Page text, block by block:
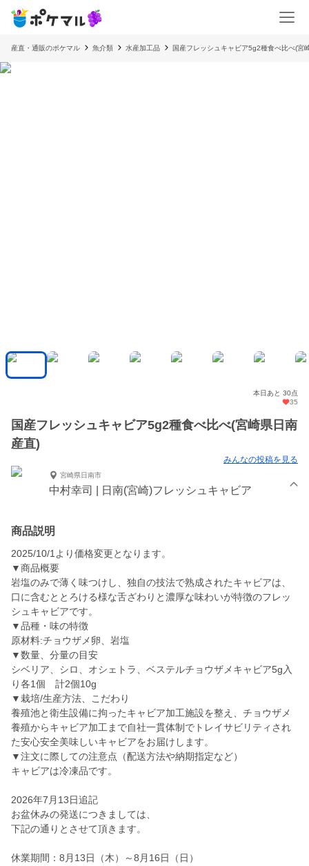
産直・通販のポケマル 魚介類 水産加工品 国産フレッシュキャビア5g2種食べ比べ(宮
本日あと 30点
35
国産フレッシュキャビア5g2種食べ比べ(宮崎県日南
産直)
みんなの投稿を見る
宮崎県日南市
中村幸司 | 日南(宮崎)フレッシュキャビア
商品説明
2025/10/1より価格変更となります。
▼商品概要
岩塩のみで薄く味つけし、独自の技法で熟成されたキャビアは、
口に含むととろける様な舌ざわりと濃厚な味わいが特徴のフレッ
シュキャビアです。
▼品種・味の特徴
原材料:チョウザメ卵、岩塩
▼数量、分量の目安
シベリア、シロ、オシェトラ、ベステルチョウザメキャビア5g入
り各1個 計2個10g
▼栽培/生産方法、こだわり
養殖池と衛生設備に拘ったキャビア加工施設を整え、チョウザメ
養殖からキャビア加工まで自社一貫体制でトレイサビリティされ
た安心安全美味しいキャビアをお届けします。
▼注文に際しての注意点（配送方法や納期指定など）
キャビアは冷凍品です。
2026年7月13日追記
お盆休みの発送につきましては、
下記の通りとさせて頂きます。
休業期間：8月13日（木）～8月16日（日）